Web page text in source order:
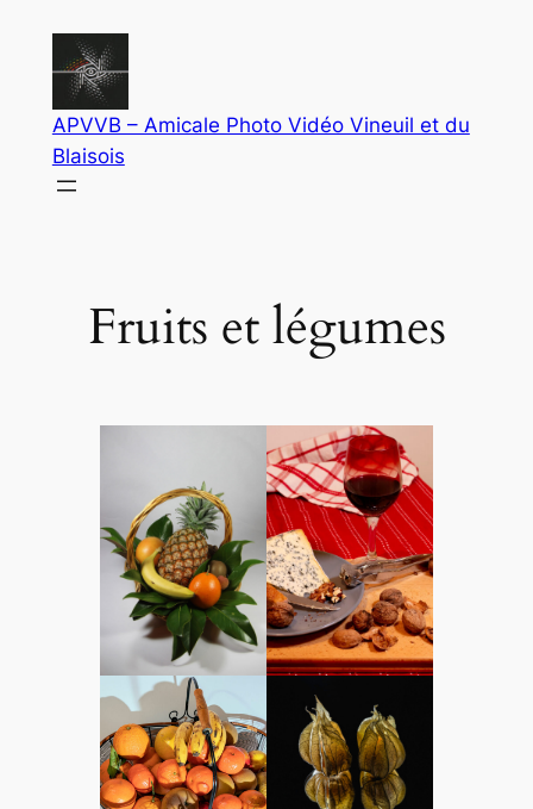
contenu
APVVB – Amicale Photo Vidéo Vineuil et du
Blaisois
Fruits et légumes